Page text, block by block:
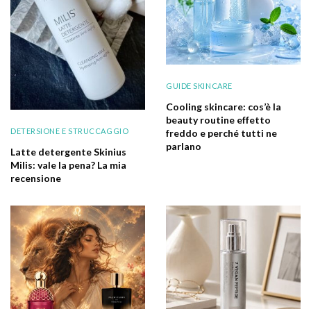
DETERSIONE E STRUCCAGGIO
Latte detergente Skinius
Milis: vale la pena? La mia
recensione
GUIDE SKINCARE
Cooling skincare: cos’è la
beauty routine effetto
freddo e perché tutti ne
parlano